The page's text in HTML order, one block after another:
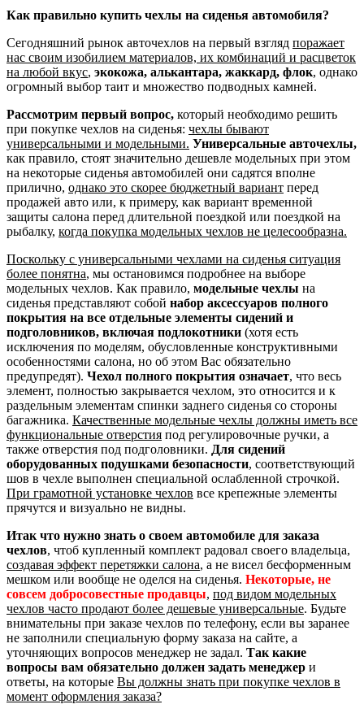
Как правильно купить чехлы на сиденья автомобиля?
Сегодняшний рынок авточехлов на первый взгляд поражает
нас своим изобилием материалов, их комбинаций и расцветок
на любой вкус, экокожа, алькантара, жаккард, флок, однако
огромный выбор таит и множество подводных камней.
Рассмотрим первый вопрос, который необходимо решить
при покупке чехлов на сиденья: чехлы бывают
универсальными и модельными. Универсальные авточехлы,
как правило, стоят значительно дешевле модельных при этом
на некоторые сиденья автомобилей они садятся вполне
прилично, однако это скорее бюджетный вариант перед
продажей авто или, к примеру, как вариант временной
защиты салона перед длительной поездкой или поездкой на
рыбалку, когда покупка модельных чехлов не целесообразна.
Поскольку с универсальными чехлами на сиденья ситуация
более понятна, мы остановимся подробнее на выборе
модельных чехлов. Как правило, модельные чехлы на
сиденья представляют собой набор аксессуаров полного
покрытия на все отдельные элементы сидений и
подголовников, включая подлокотники (хотя есть
исключения по моделям, обусловленные конструктивными
особенностями салона, но об этом Вас обязательно
предупредят). Чехол полного покрытия означает, что весь
элемент, полностью закрывается чехлом, это относится и к
раздельным элементам спинки заднего сиденья со стороны
багажника. Качественные модельные чехлы должны иметь все
функциональные отверстия под регулировочные ручки, а
также отверстия под подголовники. Для сидений
оборудованных подушками безопасности, соответствующий
шов в чехле выполнен специальной ослабленной строчкой.
При грамотной установке чехлов все крепежные элементы
прячутся и визуально не видны.
Итак что нужно знать о своем автомобиле для заказа
чехлов, чтоб купленный комплект радовал своего владельца,
создавая эффект перетяжки салона, а не висел бесформенным
мешком или вообще не оделся на сиденья. Некоторые, не
совсем добросовестные продавцы, под видом модельных
чехлов часто продают более дешевые универсальные. Будьте
внимательны при заказе чехлов по телефону, если вы заранее
не заполнили специальную форму заказа на сайте, а
уточняющих вопросов менеджер не задал. Так какие
вопросы вам обязательно должен задать менеджер и
ответы, на которые Вы должны знать при покупке чехлов в
момент оформления заказа?